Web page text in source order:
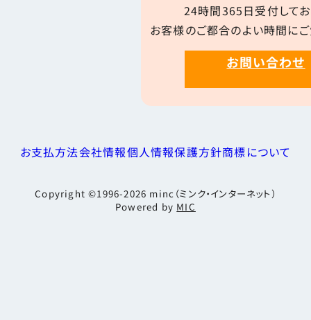
24時間365日受付してお
お客様のご都合のよい時間にご
お問い合わせ
お支払方法会社情報個人情報保護方針商標について
Copyright ©1996-2026 minc（ミンク・インターネット）
Powered by MIC